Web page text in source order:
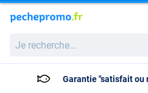
recherche...
Garantie "satisfait ou
NGT Deluxe Glug Pot